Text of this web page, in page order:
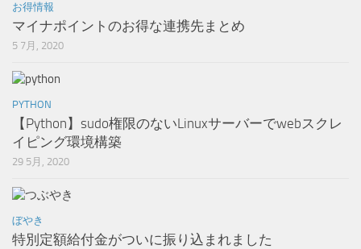
お得情報
マイナポイントのお得な連携先まとめ
5 7月, 2020
PYTHON
【Python】sudo権限のないLinuxサーバーでwebスクレ
イピング環境構築
29 5月, 2020
ぼやき
特別定額給付金がついに振り込まれました